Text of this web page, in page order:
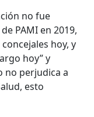
no fue
PAMI en 2019,
hoy, y
hoy” y
no perjudica a
esto